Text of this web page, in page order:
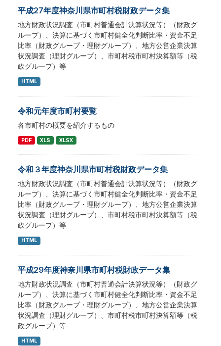
平成27年度神奈川県市町村税財政データ集
地方財政状況調査（市町村普通会計決算状況等）（財政グ
ループ）、決算に基づく市町村健全化判断比率・資金不足
比率（財政グループ・理財グループ）、地方公営企業決算
状況調査（理財グループ）、市町村税市町村決算額等（税
政グループ）等
HTML
令和元年度市町村要覧
各市町村の概要を紹介するもの
PDF XLS XLSX
令和３年度神奈川県市町村税財政データ集
地方財政状況調査（市町村普通会計決算状況等）（財政グ
ループ）、決算に基づく市町村健全化判断比率・資金不足
比率（財政グループ・理財グループ）、地方公営企業決算
状況調査（理財グループ）、市町村税市町村決算額等（税
政グループ）等
HTML
平成29年度神奈川県市町村税財政データ集
地方財政状況調査（市町村普通会計決算状況等）（財政グ
ループ）、決算に基づく市町村健全化判断比率・資金不足
比率（財政グループ・理財グループ）、地方公営企業決算
状況調査（理財グループ）、市町村税市町村決算額等（税
政グループ）等
HTML